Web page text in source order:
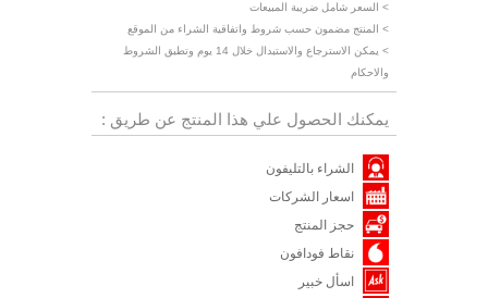
> السعر شامل ضريبة المبيعات
> المنتج مضمون حسب شروط واتفاقية الشراء من الموقع
> يمكن الاسترجاع والاستبدال خلال 14 يوم وتطبق الشروط
والاحكام
يمكنك الحصول علي هذا المنتج عن طريق :
الشراء بالتليفون
اسعار الشركات
حجز المنتج
نقاط فودافون
اسأل خبير